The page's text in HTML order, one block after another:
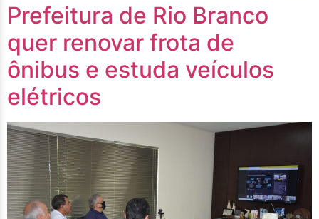
Prefeitura de Rio Branco
quer renovar frota de
ônibus e estuda veículos
elétricos